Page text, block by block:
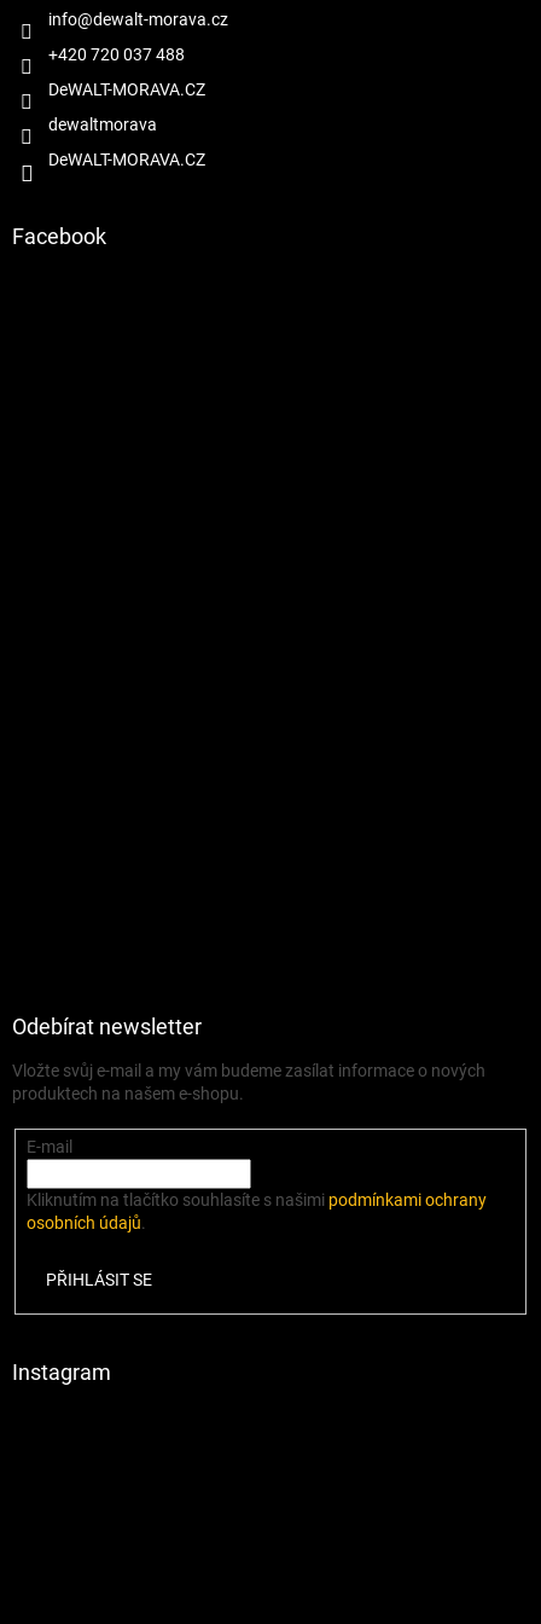
info@dewalt-morava.cz
+420 720 037 488
DeWALT-MORAVA.CZ
dewaltmorava
DeWALT-MORAVA.CZ
Facebook
Odebírat newsletter
Vložte svůj e-mail a my vám budeme zasílat informace o nových
produktech na našem e-shopu.
E-mail
Kliknutím na tlačítko souhlasíte s našimi podmínkami ochrany
osobních údajů.
PŘIHLÁSIT SE
Instagram